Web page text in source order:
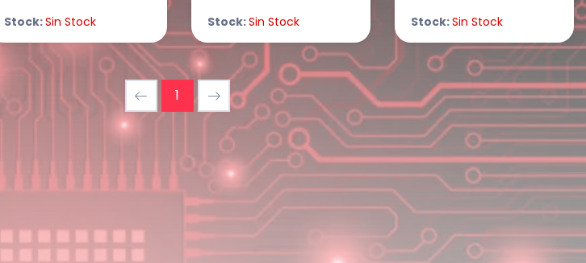
Stock:Sin Stock Stock:Sin Stock Stock:Sin Stock
1